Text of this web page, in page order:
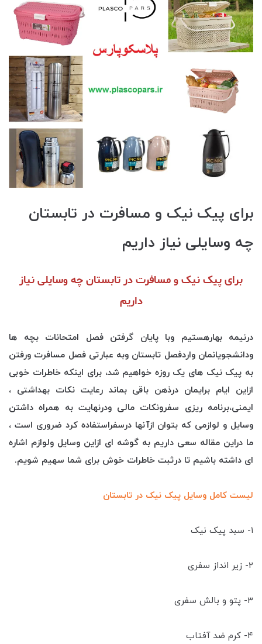
برای پیک نیک و مسافرت در تابستان
چه وسایلی نیاز داریم
برای پیک نیک و مسافرت در تابستان چه وسایلی نیاز
داریم
درنیمه بهارهستیم وبا پایان گرفتن فصل امتحانات بچه ها
ودانشجویانمان واردفصل تابستان وبه عبارتی فصل مسافرت ورفتن
به پیک نیک های یک روزه خواهیم شد، برای اینکه خاطرات خوبی
ازاین ایام برایمان درذهن باقی بماند رعایت نکات بهداشتی ،
ایمنی،برنامه ریزی سفرونکات مالی ودرنهایت به همراه داشتن
وسایل و لوازمی که بتوان ازآنها درسفراستفاده کرد ضروری است ،
ما دراین مقاله سعی داریم به گوشه ای ازاین وسایل ولوازم اشاره
ای داشته باشیم تا درثبت خاطرات خوش برای شما سهیم شویم.
لیست کامل وسایل پیک نیک در تابستان
۱- سبد پیک نیک
۲- زیر انداز سفری
۳- پتو و بالش سفری
۴- کرم ضد آفتاب